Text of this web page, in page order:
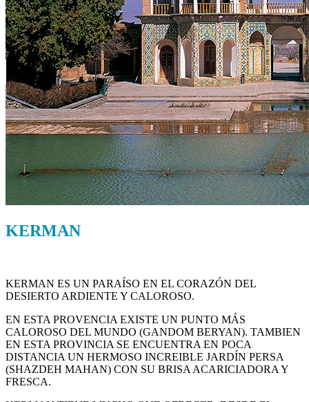
KERMAN
KERMAN ES UN PARAÍSO EN EL CORAZÓN DEL
DESIERTO ARDIENTE Y CALOROSO.
EN ESTA PROVENCIA EXISTE UN PUNTO MÁS
CALOROSO DEL MUNDO (GANDOM BERYAN). TAMBIEN
EN ESTA PROVINCIA SE ENCUENTRA EN POCA
DISTANCIA UN HERMOSO INCREIBLE JARDÍN PERSA
(SHAZDEH MAHAN) CON SU BRISA ACARICIADORA Y
FRESCA.